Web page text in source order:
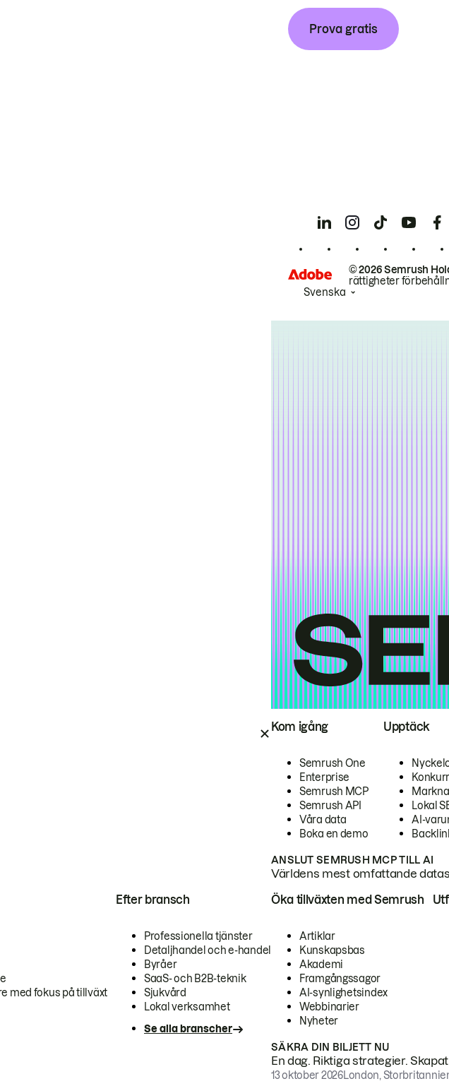
Kom igång
Semrush One
Enterprise
Semrush MCP
Semrush API
Våra data
Boka en demo
Upptäck
Lokal
AI-
ANSLUT SEMRUSH MCP TILL AI
Världens mest omfattande
med fokus på tillväxt
Efter bransch
Professionella tjänster
Detaljhandel och e-handel
Byråer
SaaS- och B2B-teknik
Sjukvård
Lokal verksamhet
Se alla branscher
Öka tillväxten med Semrush
Artiklar
Kunskapsbas
Akademi
Framgångssagor
AI-synlighetsindex
Webbinarier
Nyheter
SÄKRA DIN BILJETT NU
En dag. Riktiga strategier.
13 oktober 2026London,
Prova gratis
© 2026 Semrush
rättigheter
Svenska